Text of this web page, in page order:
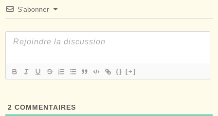
S’abonner
{} [+]
2 COMMENTAIRES